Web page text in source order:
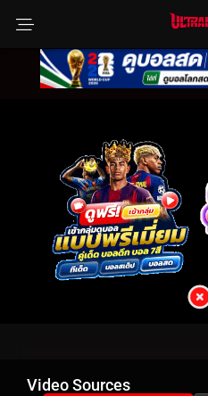
Video Sources